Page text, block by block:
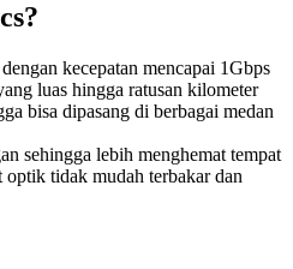
kecepatan mencapai 1Gbps
luas hingga ratusan kilometer
bisa dipasang di berbagai medan
sehingga lebih menghemat tempat
optik tidak mudah terbakar dan